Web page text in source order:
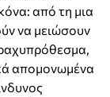
από τη μια
να μειώσουν
απομονωμένα